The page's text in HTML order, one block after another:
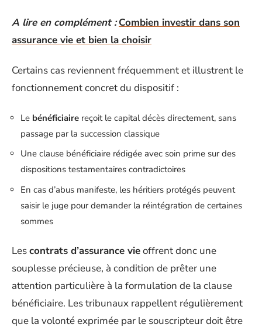
A lire en complément : Combien investir dans son
assurance vie et bien la choisir
Certains cas reviennent fréquemment et illustrent le
fonctionnement concret du dispositif :
Le bénéficiaire reçoit le capital décès directement, sans
passage par la succession classique
Une clause bénéficiaire rédigée avec soin prime sur des
dispositions testamentaires contradictoires
En cas d’abus manifeste, les héritiers protégés peuvent
saisir le juge pour demander la réintégration de certaines
sommes
Lescontrats d’assurance vieoffrent donc une
souplesse précieuse, à condition de prêter une
attention particulière à la formulation de la clause
bénéficiaire. Les tribunaux rappellent régulièrement
que la volonté exprimée par le souscripteur doit être